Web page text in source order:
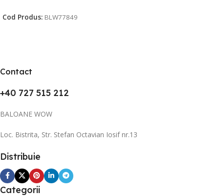
Cod Produs: BLW77849
Contact
+40 727 515 212
BALOANE WOW
Loc. Bistrita, Str. Stefan Octavian Iosif nr.13
Distribuie
Categorii